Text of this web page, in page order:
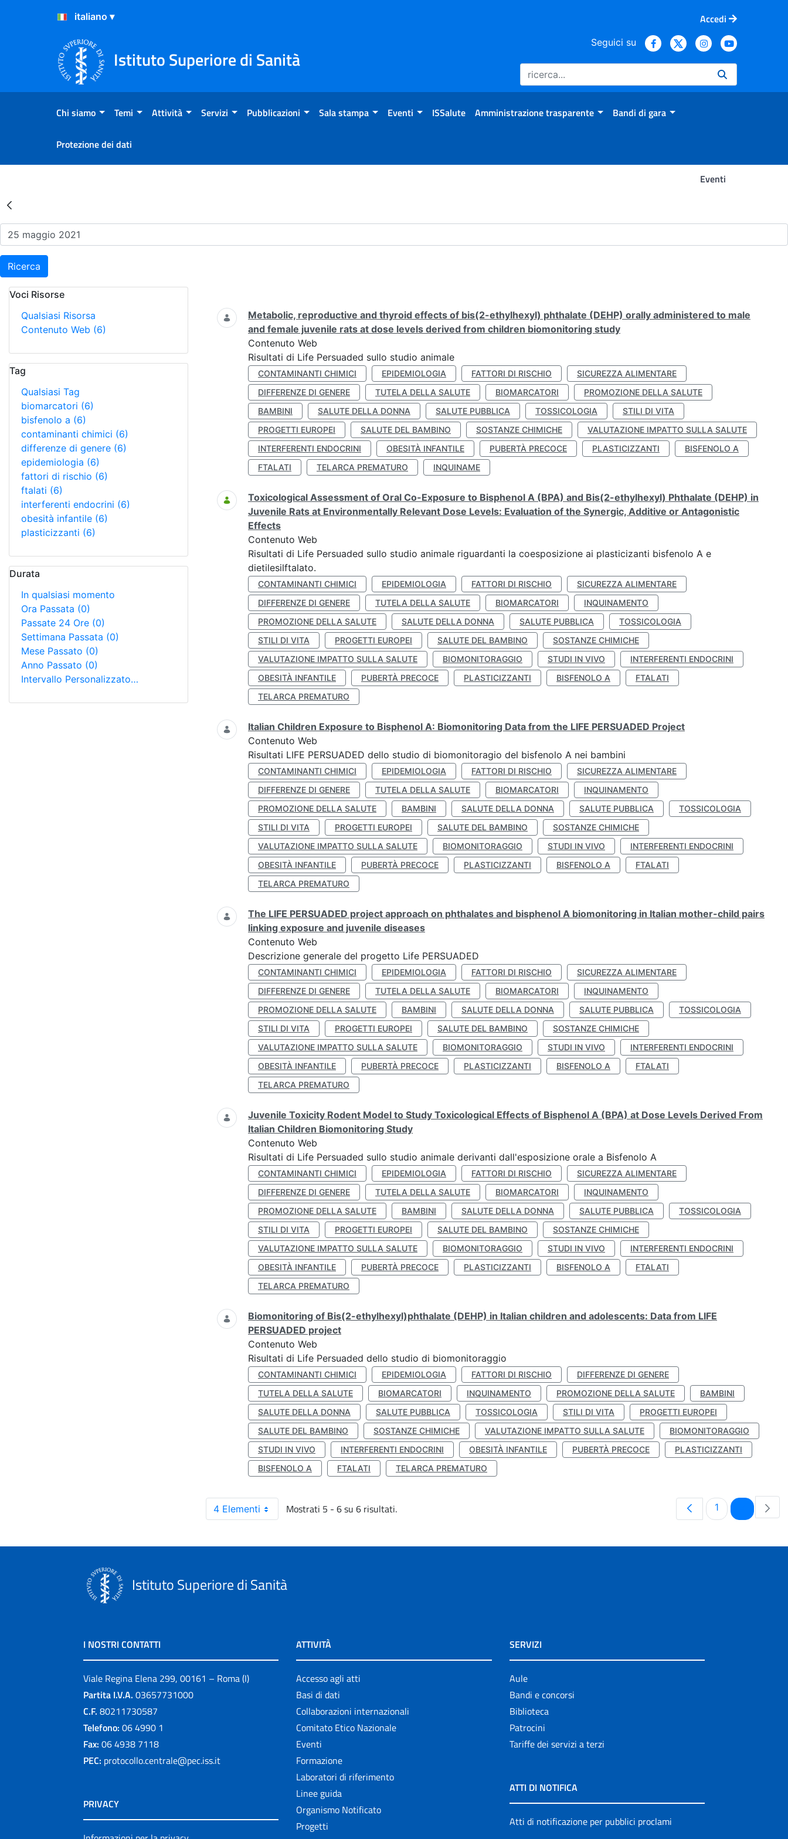
Salta al Contenuto
Salta al Footer
Accedi
Istituto Superiore di Sanità
Seguici su
Chi siamo Temi Attività Servizi Pubblicazioni Sala stampa Eventi ISSalute Amministrazione trasparente Bandi di gara
Protezione dei dati
Eventi
Risultati della Ricerca - Eventi
Ricerca
Voci Risorse
Qualsiasi Risorsa
Contenuto Web (6)
Tag
Qualsiasi Tag
biomarcatori (6)
bisfenolo a (6)
contaminanti chimici (6)
differenze di genere (6)
epidemiologia (6)
fattori di rischio (6)
ftalati (6)
interferenti endocrini (6)
obesità infantile (6)
plasticizzanti (6)
Durata
In qualsiasi momento
Ora Passata (0)
Passate 24 Ore (0)
Settimana Passata (0)
Mese Passato (0)
Anno Passato (0)
Intervallo Personalizzato…
Ricerca
Metabolic, reproductive and thyroid effects of bis(2-ethylhexyl) phthalate (DEHP) orally administered to male
and female juvenile rats at dose levels derived from children biomonitoring study
Contenuto Web
Risultati di Life Persuaded sullo studio animale
CONTAMINANTI CHIMICI EPIDEMIOLOGIA FATTORI DI RISCHIO
SICUREZZA ALIMENTARE
DIFFERENZE DI GENERE
TUTELA DELLA SALUTE BIOMARCATORI
PROMOZIONE DELLA SALUTE
BAMBINI
SALUTE DELLA DONNA SALUTE PUBBLICA TOSSICOLOGIA
STILI DI VITA
PROGETTI EUROPEI
SALUTE DEL BAMBINO SOSTANZE CHIMICHE
VALUTAZIONE IMPATTO SULLA SALUTE
INTERFERENTI ENDOCRINI
OBESITÀ INFANTILE PUBERTÀ PRECOCE PLASTICIZZANTI
BISFENOLO A
FTALATI
TELARCA PREMATURO INQUINAME
Toxicological Assessment of Oral Co-Exposure to Bisphenol A (BPA) and Bis(2-ethylhexyl) Phthalate (DEHP) in
Juvenile Rats at Environmentally Relevant Dose Levels: Evaluation of the Synergic, Additive or Antagonistic
Effects
Contenuto Web
Risultati di Life Persuaded sullo studio animale riguardanti la coesposizione ai plasticizanti bisfenolo A e
dietilesilftalato.
CONTAMINANTI CHIMICI EPIDEMIOLOGIA FATTORI DI RISCHIO
SICUREZZA ALIMENTARE
DIFFERENZE DI GENERE
TUTELA DELLA SALUTE BIOMARCATORI
INQUINAMENTO
PROMOZIONE DELLA SALUTE
SALUTE DELLA DONNA SALUTE PUBBLICA
TOSSICOLOGIA
STILI DI VITA
PROGETTI EUROPEI SALUTE DEL BAMBINO
SOSTANZE CHIMICHE
VALUTAZIONE IMPATTO SULLA SALUTE
BIOMONITORAGGIO STUDI IN VIVO
INTERFERENTI ENDOCRINI
OBESITÀ INFANTILE
PUBERTÀ PRECOCE PLASTICIZZANTI BISFENOLO A
FTALATI
TELARCA PREMATURO
Italian Children Exposure to Bisphenol A: Biomonitoring Data from the LIFE PERSUADED Project
Contenuto Web
Risultati LIFE PERSUADED dello studio di biomonitoragio del bisfenolo A nei bambini
CONTAMINANTI CHIMICI EPIDEMIOLOGIA FATTORI DI RISCHIO
SICUREZZA ALIMENTARE
DIFFERENZE DI GENERE
TUTELA DELLA SALUTE BIOMARCATORI
INQUINAMENTO
PROMOZIONE DELLA SALUTE
BAMBINI SALUTE DELLA DONNA SALUTE PUBBLICA
TOSSICOLOGIA
STILI DI VITA
PROGETTI EUROPEI SALUTE DEL BAMBINO
SOSTANZE CHIMICHE
VALUTAZIONE IMPATTO SULLA SALUTE
BIOMONITORAGGIO STUDI IN VIVO
INTERFERENTI ENDOCRINI
OBESITÀ INFANTILE
PUBERTÀ PRECOCE PLASTICIZZANTI BISFENOLO A
FTALATI
TELARCA PREMATURO
The LIFE PERSUADED project approach on phthalates and bisphenol A biomonitoring in Italian mother-child pairs
linking exposure and juvenile diseases
Contenuto Web
Descrizione generale del progetto Life PERSUADED
CONTAMINANTI CHIMICI EPIDEMIOLOGIA FATTORI DI RISCHIO
SICUREZZA ALIMENTARE
DIFFERENZE DI GENERE
TUTELA DELLA SALUTE BIOMARCATORI
INQUINAMENTO
PROMOZIONE DELLA SALUTE
BAMBINI SALUTE DELLA DONNA SALUTE PUBBLICA
TOSSICOLOGIA
STILI DI VITA
PROGETTI EUROPEI SALUTE DEL BAMBINO
SOSTANZE CHIMICHE
VALUTAZIONE IMPATTO SULLA SALUTE
BIOMONITORAGGIO STUDI IN VIVO
INTERFERENTI ENDOCRINI
OBESITÀ INFANTILE
PUBERTÀ PRECOCE PLASTICIZZANTI BISFENOLO A
FTALATI
TELARCA PREMATURO
Juvenile Toxicity Rodent Model to Study Toxicological Effects of Bisphenol A (BPA) at Dose Levels Derived From
Italian Children Biomonitoring Study
Contenuto Web
Risultati di Life Persuaded sullo studio animale derivanti dall'esposizione orale a Bisfenolo A
CONTAMINANTI CHIMICI EPIDEMIOLOGIA FATTORI DI RISCHIO
SICUREZZA ALIMENTARE
DIFFERENZE DI GENERE
TUTELA DELLA SALUTE BIOMARCATORI
INQUINAMENTO
PROMOZIONE DELLA SALUTE
BAMBINI SALUTE DELLA DONNA SALUTE PUBBLICA
TOSSICOLOGIA
STILI DI VITA
PROGETTI EUROPEI SALUTE DEL BAMBINO
SOSTANZE CHIMICHE
VALUTAZIONE IMPATTO SULLA SALUTE
BIOMONITORAGGIO STUDI IN VIVO
INTERFERENTI ENDOCRINI
OBESITÀ INFANTILE
PUBERTÀ PRECOCE PLASTICIZZANTI BISFENOLO A
FTALATI
TELARCA PREMATURO
Biomonitoring of Bis(2-ethylhexyl)phthalate (DEHP) in Italian children and adolescents: Data from LIFE
PERSUADED project
Contenuto Web
Risultati di Life Persuaded dello studio di biomonitoraggio
CONTAMINANTI CHIMICI EPIDEMIOLOGIA FATTORI DI RISCHIO
DIFFERENZE DI GENERE
TUTELA DELLA SALUTE
BIOMARCATORI INQUINAMENTO PROMOZIONE DELLA SALUTE
BAMBINI
SALUTE DELLA DONNA
SALUTE PUBBLICA TOSSICOLOGIA STILI DI VITA
PROGETTI EUROPEI
SALUTE DEL BAMBINO
SOSTANZE CHIMICHE VALUTAZIONE IMPATTO SULLA SALUTE
BIOMONITORAGGIO
STUDI IN VIVO
INTERFERENTI ENDOCRINI OBESITÀ INFANTILE PUBERTÀ PRECOCE
PLASTICIZZANTI
BISFENOLO A
FTALATI TELARCA PREMATURO
4 Elementi Mostrati 5 - 6 su 6 risultati. Pagina
1 Pagina
Istituto Superiore di Sanità
I NOSTRI CONTATTI
Viale Regina Elena 299, 00161 – Roma (I)
Partita I.V.A. 03657731000
C.F. 80211730587
Telefono: 06 4990 1
Fax: 06 4938 7118
PEC: protocollo.centrale@pec.iss.it
PRIVACY
ATTIVITÀ
Accesso agli atti
Basi di dati
Collaborazioni internazionali
Comitato Etico Nazionale
Eventi
Formazione
Laboratori di riferimento
Linee guida
Organismo Notificato
Progetti
SERVIZI
Aule
Bandi e concorsi
Biblioteca
Patrocini
Tariffe dei servizi a terzi
ATTI DI NOTIFICA
Atti di notificazione per pubblici proclami